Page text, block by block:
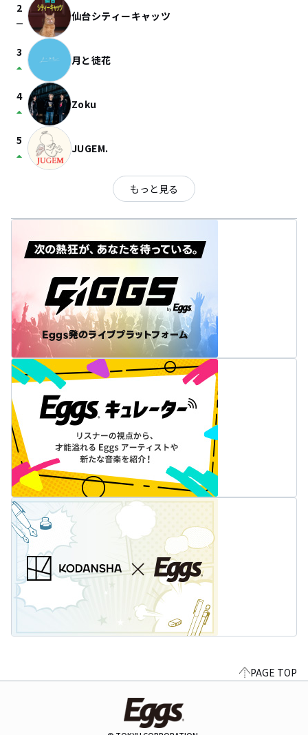
2
check_indeterminate_small 仙台シティーキャッツ
3
arrow_drop_up 月と徒花
4
arrow_drop_up Zoku
5
arrow_drop_up JUGEM.
もっと見る
PAGE TOP